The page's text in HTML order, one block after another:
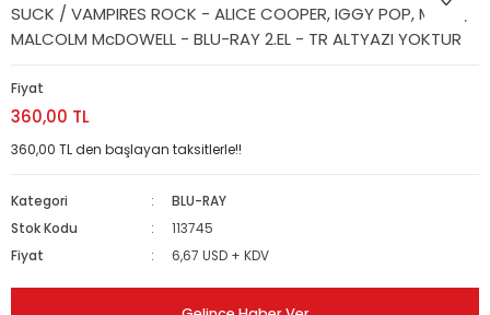
SUCK / VAMPIRES ROCK - ALICE COOPER, IGGY POP, MOBY,
MALCOLM McDOWELL - BLU-RAY 2.EL - TR ALTYAZI YOKTUR
Fiyat
360,00 TL
360,00 TL den başlayan taksitlerle!!
Kategori
BLU-RAY
Stok Kodu
113745
Fiyat
6,67 USD + KDV